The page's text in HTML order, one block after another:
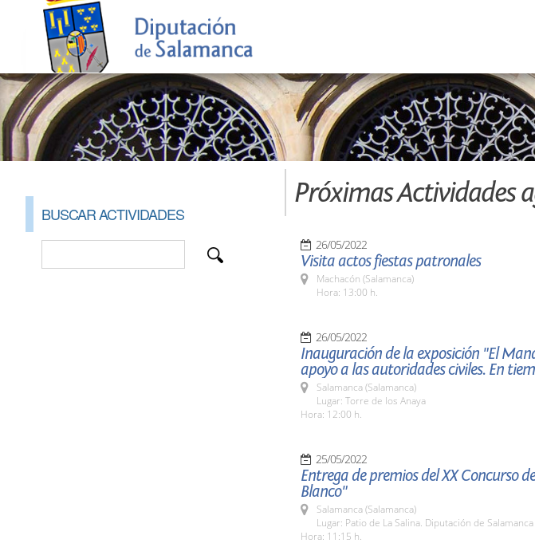
BUSCAR ACTIVIDADES
Próximas Actividades
26/05/2022
Visita actos fiestas patronales
Machacón (Salamanca)
Hora: 13:00 h.
26/05/2022
Inauguración de la exposición "El
apoyo a las autoridades civiles. En
Salamanca (Salamanca)
Lugar: Torre de los Anaya
Hora: 12:00 h.
25/05/2022
Entrega de premios del XX Concurso
Blanco"
Salamanca (Salamanca)
Lugar: Patio de La Salina. Diputación de Salamanca
Hora: 11:15 h.